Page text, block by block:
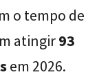
o tempo de
atingir93
em 2026.